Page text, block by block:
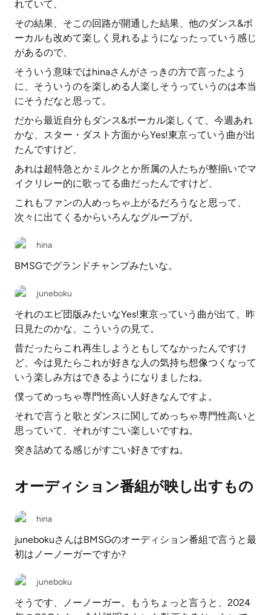
れていて、
その結果、そこの回路が開通した結果、他のダンス&ボ
ーカルも改めて楽しく見れるようになったっていう感じ
があるので、
そういう意味ではhinaさんがさっきの方で言ったよう
に、そういうのを楽しめる人楽しそうっていうのは本当
にそうだなと思って。
だから最近自分もダンス&ボーカル楽しくて、今週あれ
かな、スター・ダスト方面からYes!東京っていう曲が出
たんですけど、
あれは超特急とかミルクとか所属の人たちが整揃いでマ
イクリレー的に歌ってる曲だったんですけど、
これもファンの人めっちゃ上がるだろうなと思って、
次々に出てくるからいろんなグループが。
hina
BMSGでグランドチャンプみたいな。
juneboku
それのエビ団版みたいなYes!東京っていう曲が出て、昨
日見たのかな、こういうの見て。
昔だったらこれ再生しようともしてなかったんですけ
ど、今は見たらこれが好きな人の気持ち想像つくなって
いう楽しみ方はできるようになりましたね。
僕ってめっちゃ専門性高い人好きなんですよ。
それで言うと歌とダンスに関してめっちゃ専門性高いと
思っていて、それがすごい楽しいですね。
突き詰めてる感じがすごい好きですね。
オーディション番組が映し出すもの
hina
junebokuさんはBMSGのオーディション番組で言うと最
初はノーノーガーですか?
juneboku
そうです、ノーノーガー。もうちょっと言うと、2024